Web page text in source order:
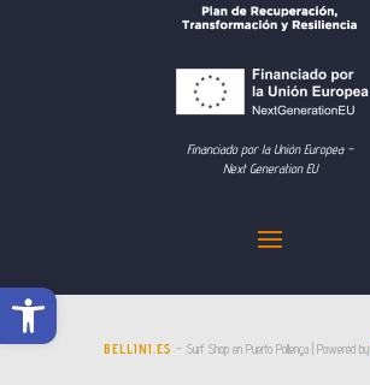
Abrir barra de herramientas
Financiado por la Unión Europea –
Next Generation EU
BELLINI.ES – Surf Shop en Puerto Pollença | Powered by